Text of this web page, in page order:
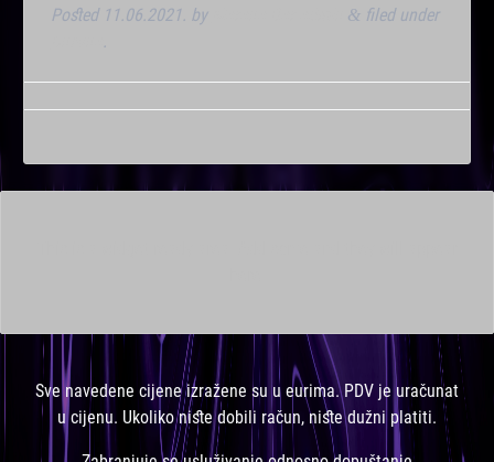
Posted 11.06.2021. by & filed under
.
Sve navedene cijene izražene su u eurima. PDV je uračunat
u cijenu. Ukoliko niste dobili račun, niste dužni platiti.